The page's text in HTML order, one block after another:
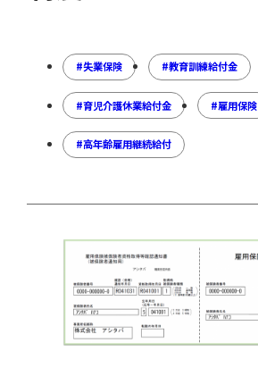
失業保険 教育訓練給付金
育児介護休業給付金 雇用保険
高年齢雇用継続給付